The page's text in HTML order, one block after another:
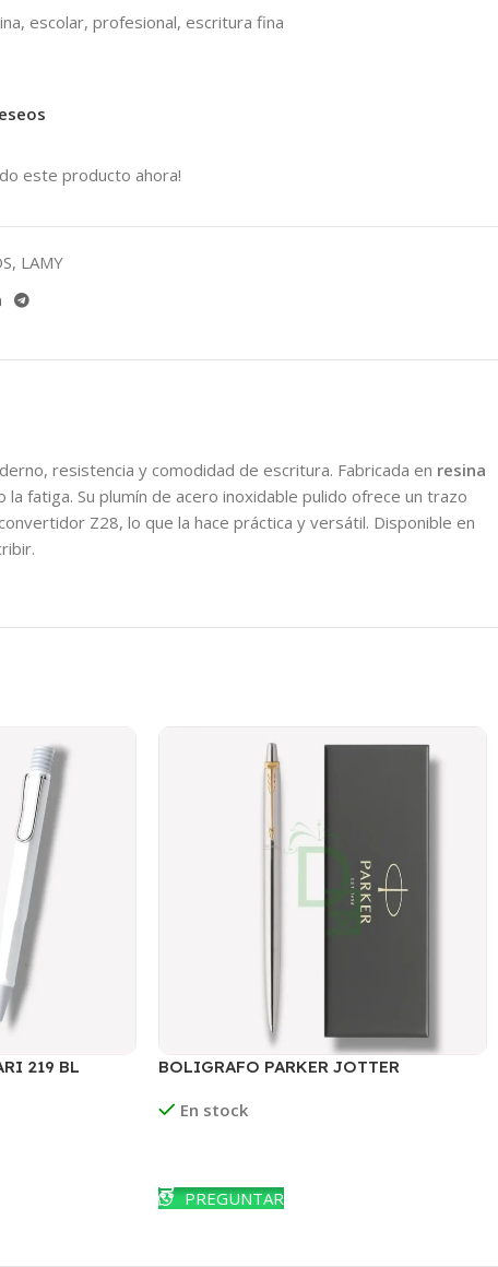
escolar, profesional, escritura fina
este producto ahora!
, LAMY
resistencia y comodidad de escritura. Fabricada en resina
fatiga. Su plumín de acero inoxidable pulido ofrece un trazo
Z28, lo que la hace práctica y versátil. Disponible en
219 BL
BOLIGRAFO PARKER JOTTER
En stock
PREGUNTAR